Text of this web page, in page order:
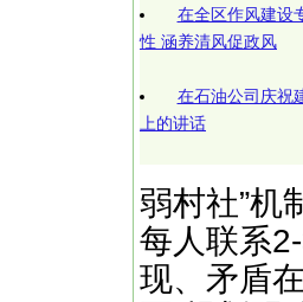
在全区作风建设
性 涵养清风促政风
在石油公司庆祝
上的讲话
弱村社”机
每人联系
现、矛盾